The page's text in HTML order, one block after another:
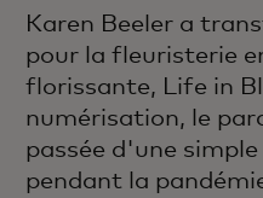
Karen Beeler a
pour la fleuristerie
florissante, Life in
numérisation, le
passée d'une
pendant la